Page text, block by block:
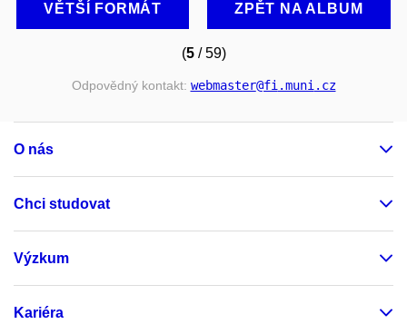
VĚTŠÍ FORMÁT ZPĚT NA ALBUM
(5/ 59)
Odpovědný kontakt: webmaster@fi.muni.cz
O nás
Chci studovat
Výzkum
Kariéra